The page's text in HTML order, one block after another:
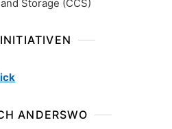
Storage (CCS)
ANDERSWO